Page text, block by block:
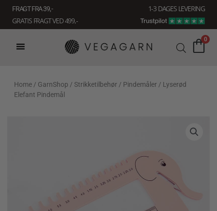
indholdet
FRAGT FRA 39, -
1-3 DAGES LEVERING
GRATIS FRAGT VED 499,-
0
Home / GarnShop / Strikketilbehør / Pindemåler / Lyserød
Elefant Pindemål